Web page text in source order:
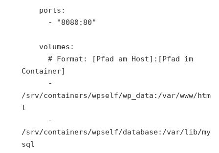
Container]
/srv/containers/wpself/wp_data:/var/www/htm
l
/srv/containers/wpself/database:/var/lib/my
sql